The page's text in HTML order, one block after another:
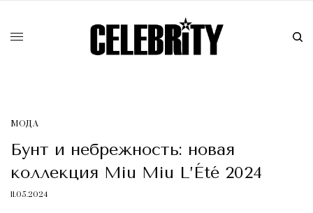
МОДА
Бунт и небрежность: новая
коллекция Miu Miu L’Été 2024
11.05.2024